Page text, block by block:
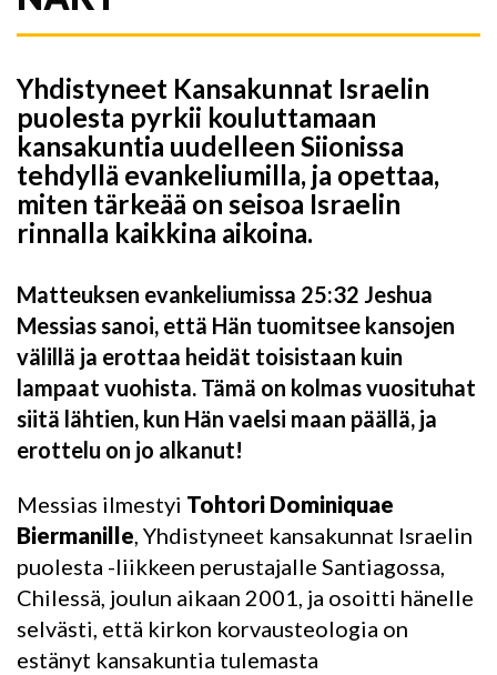
Yhdistyneet Kansakunnat Israelin
puolesta pyrkii kouluttamaan
kansakuntia uudelleen Siionissa
tehdyllä evankeliumilla, ja opettaa,
miten tärkeää on seisoa Israelin
rinnalla kaikkina aikoina.
Matteuksen evankeliumissa 25:32 Jeshua
Messias sanoi, että Hän tuomitsee kansojen
välillä ja erottaa heidät toisistaan kuin
lampaat vuohista. Tämä on kolmas vuosituhat
siitä lähtien, kun Hän vaelsi maan päällä, ja
erottelu on jo alkanut!
Messias ilmestyi Tohtori Dominiquae
Biermanille, Yhdistyneet kansakunnat Israelin
puolesta -liikkeen perustajalle Santiagossa,
Chilessä, joulun aikaan 2001, ja osoitti hänelle
selvästi, että kirkon korvausteologia on
estänyt kansakuntia tulemasta